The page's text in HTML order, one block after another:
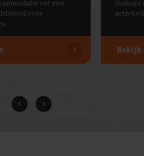
tot een
voor
Bekijk